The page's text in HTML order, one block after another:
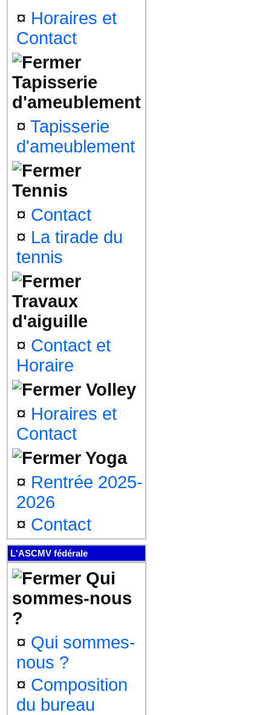
¤ Horaires et
Contact
Tapisserie
d'ameublement
¤ Tapisserie
d'ameublement
Tennis
¤ Contact
¤ La tirade du
tennis
Travaux
d'aiguille
¤ Contact et
Horaire
Volley
¤ Horaires et
Contact
Yoga
¤ Rentrée 2025-
2026
¤ Contact
L'ASCMV fédérale
Qui
sommes-nous
?
¤ Qui sommes-
nous ?
¤ Composition
du bureau